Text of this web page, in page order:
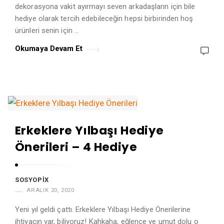
dekorasyona vakit ayırmayı seven arkadaşların için bile
hediye olarak tercih edebileceğin hepsi birbirinden hoş
ürünleri senin için …
Okumaya Devam Et
Erkeklere Yılbaşı Hediye
Önerileri – 4 Hediye
SOSYOPIX
ARALIK 20, 2020
Yeni yıl geldi çattı. Erkeklere Yılbaşı Hediye Önerilerine
ihtiyacın var, biliyoruz! Kahkaha, eğlence ve umut dolu o